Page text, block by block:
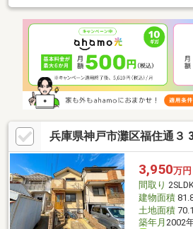
リールーム有り駐車台数は車種による。
は対象に含まれません。
兵庫県神戸市灘区福住通３
3,950万円
間取り
建物面積
土地面積
築年月 2002